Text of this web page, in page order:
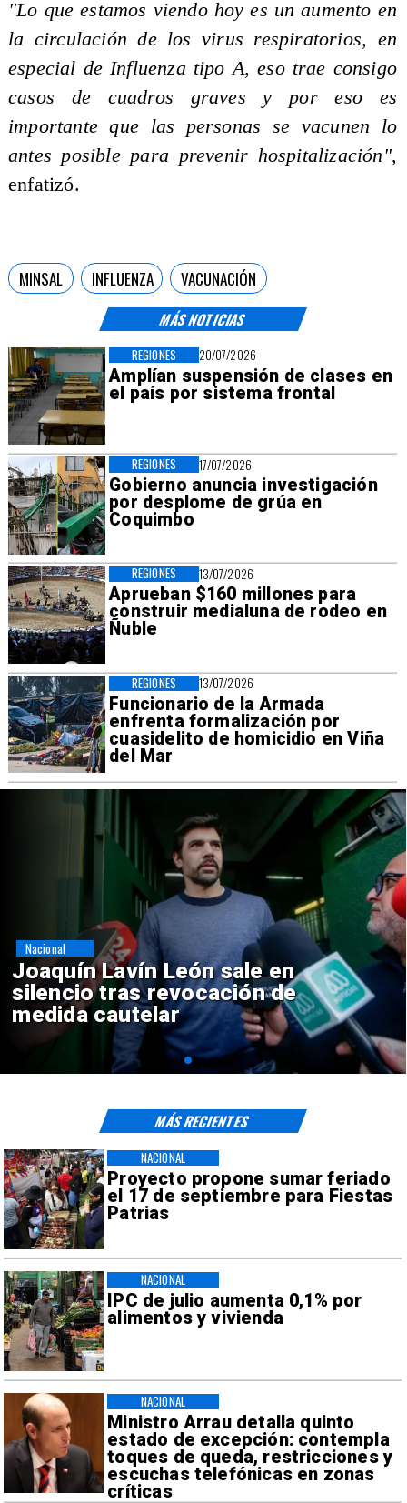
MÁS NOTICIAS
20/07/2026
Amplían suspensión de clases en
el país por sistema frontal
REGIONES
17/07/2026
Gobierno anuncia investigación
por desplome de grúa en
Coquimbo
REGIONES
13/07/2026
Aprueban $160 millones para
construir medialuna de rodeo en
Ñuble
REGIONES
13/07/2026
Funcionario de la Armada
enfrenta formalización por
cuasidelito de homicidio en Viña
del Mar
REGIONES
"Lo que estamos viendo hoy es un aumento en
la circulación de los virus respiratorios, en
especial de Influenza tipo A, eso trae consigo
casos de cuadros graves y por eso es
importante que las personas se vacunen lo
antes posible para prevenir hospitalización",
enfatizó.
MINSAL INFLUENZA VACUNACIÓN
Chile y Venezuela formalizan
reinicio de relaciones
consulares
Nacional
Proyecto propone sumar feriado
el 17 de septiembre para Fiestas
Patrias
NACIONAL
IPC de julio aumenta 0,1% por
alimentos y vivienda
NACIONAL
Ministro Arrau detalla quinto
estado de excepción: contempla
toques de queda, restricciones y
escuchas telefónicas en zonas
críticas
NACIONAL
MÁS RECIENTES